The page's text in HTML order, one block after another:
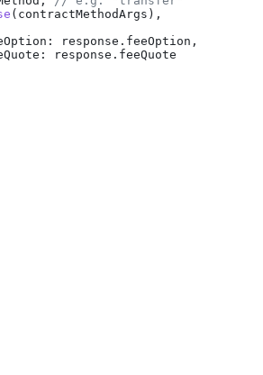
( contractMethodArgs ),
response . feeOption ,
response . feeQuote